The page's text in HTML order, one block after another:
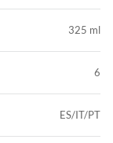
325 ml
6
ES/IT/PT